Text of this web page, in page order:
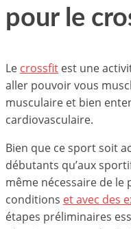
pour le
Le crossfit est une
aller pouvoir vous
musculaire et bien
cardiovasculaire.
Bien que ce sport soit
débutants qu’aux
même nécessaire de
conditions et avec des
étapes préliminaires